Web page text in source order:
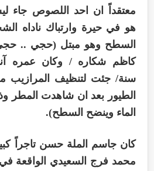
معتقداً ان احد اللصوص جاء
هو في حيرة وارتباك ناداه
السطح وهو مبتل (حجي ..
كاظم شكاره / وكان عمره
سنة/ جئت لتنظيف المرازيب
الطيور بعد ان شاهدت المطر
الماء وينضح السطح).
كان جاسم الملة حسن تاجراً
محمد فرج السعيدي الواقعة